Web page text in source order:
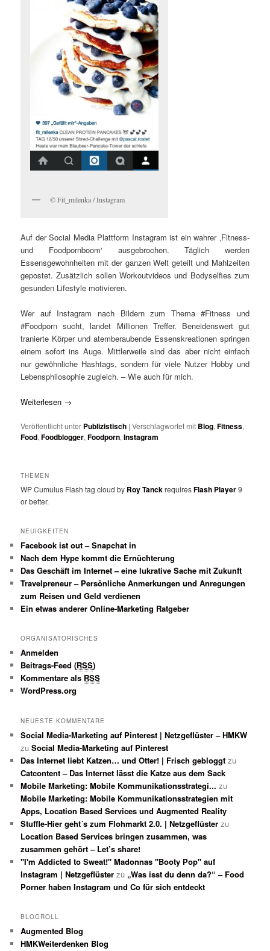
© Fit_milenka / Instagram
Auf der Social Media Plattform Instagram ist ein wahrer ‚Fitness-
und Foodpornboom‘ ausgebrochen. Täglich werden
Essensgewohnheiten mit der ganzen Welt geteilt und Mahlzeiten
gepostet. Zusätzlich sollen Workoutvideos und Bodyselfies zum
gesunden Lifestyle motivieren.
Wer auf Instagram nach Bildern zum Thema #Fitness und
#Foodporn sucht, landet Millionen Treffer. Beneidenswert gut
tranierte Körper und atemberaubende Essenskreationen springen
einem sofort ins Auge. Mittlerweile sind das aber nicht einfach
nur gewöhnliche Hashtags, sondern für viele Nutzer Hobby und
Lebensphilosophie zugleich. – Wie auch für mich.
Weiterlesen →
Veröffentlicht unter Publizistisch |Verschlagwortet mit Blog,Fitness,
Food,Foodblogger,Foodporn,Instagram
THEMEN
WP Cumulus Flash tag cloud by Roy TanckrequiresFlash Player9
or better.
NEUIGKEITEN
Facebook ist out – Snapchat in
Nach dem Hype kommt die Ernüchterung
Das Geschäft im Internet – eine lukrative Sache mit Zukunft
Travelpreneur – Persönliche Anmerkungen und Anregungen
zum Reisen und Geld verdienen
Ein etwas anderer Online-Marketing Ratgeber
ORGANISATORISCHES
Anmelden
Beitrags-Feed (RSS)
Kommentare als RSS
WordPress.org
NEUESTE KOMMENTARE
Social Media-Marketing auf Pinterest | Netzgeflüster – HMKW
zuSocial Media-Marketing auf Pinterest
Das Internet liebt Katzen… und Otter! | Frisch gebloggt zu
Catcontent – Das Internet lässt die Katze aus dem Sack
Mobile Marketing: Mobile Kommunikationsstrategi... zu
Mobile Marketing: Mobile Kommunikationsstrategien mit
Apps, Location Based Services und Augmented Reality
Stuffle-Hier geht´s zum Flohmarkt 2.0. | Netzgeflüster zu
Location Based Services bringen zusammen, was
zusammen gehört – Let’s share!
"I'm Addicted to Sweat!" Madonnas "Booty Pop" auf
Instagram | Netzgeflüster zu „Was isst du denn da?“ – Food
Porner haben Instagram und Co für sich entdeckt
BLOGROLL
Augmented Blog
HMKWeiterdenken Blog